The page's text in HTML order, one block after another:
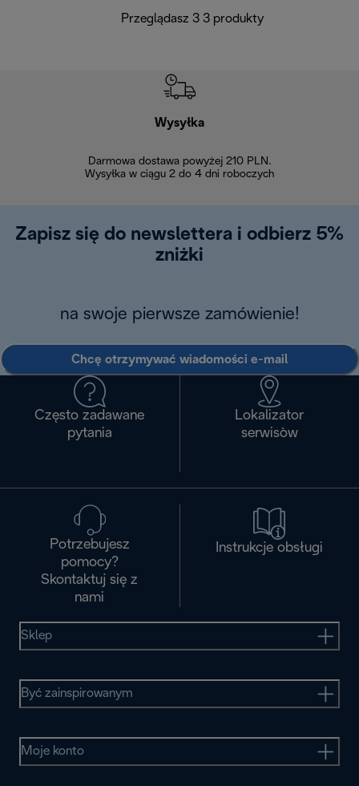
Przeglądasz 3 3 produkty
Wysyłka
Darmowa dostawa powyżej 210 PLN.
Wysyłka w ciągu 2 do 4 dni roboczych
Zapisz się do newslettera i odbierz 5%
zniżki
na swoje pierwsze zamówienie!
Chcę otrzymywać wiadomości e-mail
Często zadawane
pytania
Lokalizator
serwisòw
Potrzebujesz
pomocy?
Skontaktuj się z
nami
Instrukcje obsługi
Sklep
Być zainspirowanym
Moje konto